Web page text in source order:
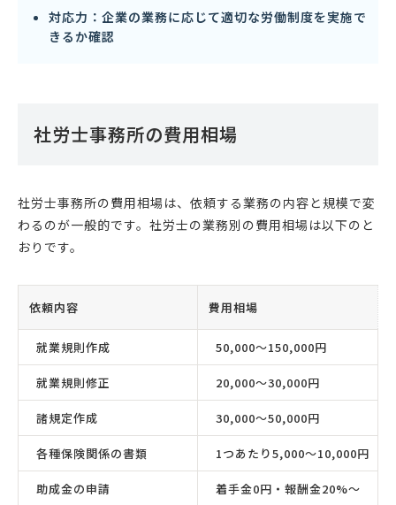
対応力：企業の業務に応じて適切な労働制度を実施で
きるか確認
社労士事務所の費用相場
社労士事務所の費用相場は、依頼する業務の内容と規模で変
わるのが一般的です。社労士の業務別の費用相場は以下のと
おりです。
依頼内容 費用相場
就業規則作成 50,000〜150,000円
就業規則修正 20,000〜30,000円
諸規定作成 30,000〜50,000円
各種保険関係の書類 1つあたり5,000〜10,000円
助成金の申請 着手金0円・報酬金20%〜